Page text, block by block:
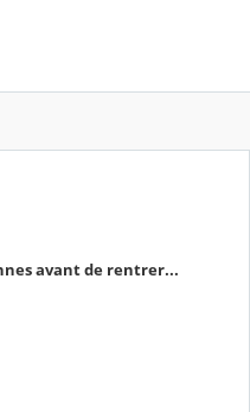
avant de rentrer...